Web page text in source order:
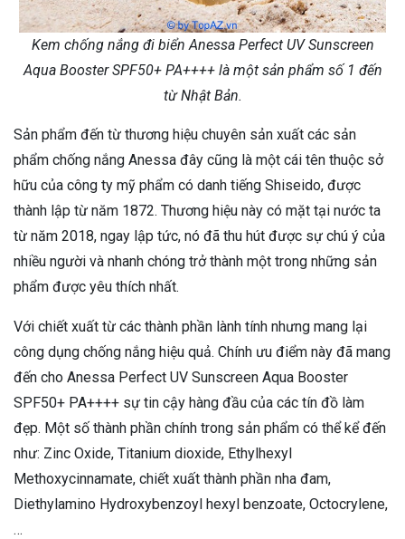
Kem chống nắng đi biển Anessa Perfect UV Sunscreen
Aqua Booster SPF50+ PA++++ là một sản phẩm số 1 đến
từ Nhật Bản.
Sản phẩm đến từ thương hiệu chuyên sản xuất các sản
phẩm chống nắng Anessa đây cũng là một cái tên thuộc sở
hữu của công ty mỹ phẩm có danh tiếng Shiseido, được
thành lập từ năm 1872. Thương hiệu này có mặt tại nước ta
từ năm 2018, ngay lập tức, nó đã thu hút được sự chú ý của
nhiều người và nhanh chóng trở thành một trong những sản
phẩm được yêu thích nhất.
Với chiết xuất từ các thành phần lành tính nhưng mang lại
công dụng chống nắng hiệu quả. Chính ưu điểm này đã mang
đến cho Anessa Perfect UV Sunscreen Aqua Booster
SPF50+ PA++++ sự tin cậy hàng đầu của các tín đồ làm
đẹp. Một số thành phần chính trong sản phẩm có thể kể đến
như: Zinc Oxide, Titanium dioxide, Ethylhexyl
Methoxycinnamate, chiết xuất thành phần nha đam,
Diethylamino Hydroxybenzoyl hexyl benzoate, Octocrylene,
…